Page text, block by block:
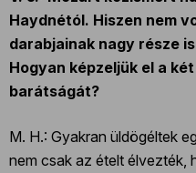
Haydnétól. Hiszen nem
darabjainak nagy része
Hogyan képzeljük el a
barátságát?
M. H.: Gyakran üldögéltek
nem csak az ételt élvezték,